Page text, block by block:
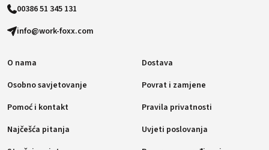
00386 51 345 131
info@work-foxx.com
O nama
Osobno savjetovanje
Pomoć i kontakt
Najčešća pitanja
Dostava
Povrat i zamjene
Pravila privatnosti
Uvjeti poslovanja